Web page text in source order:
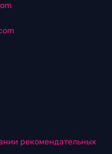
рекомендательных